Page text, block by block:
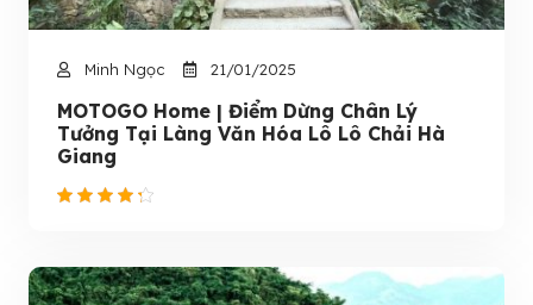
Minh Ngọc 21/01/2025
MOTOGO Home | Điểm Dừng Chân Lý
Tưởng Tại Làng Văn Hóa Lô Lô Chải Hà
Giang